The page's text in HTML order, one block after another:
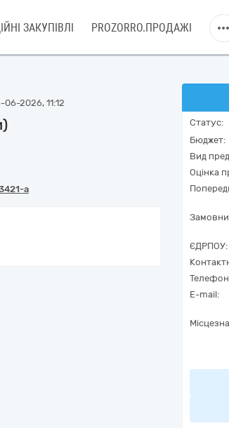
ЗАКУПІВЛІ PROZORRO.ПРОДАЖІ
2026, 11:12
a
Статус:
Бюджет:
Вид
Оцінка
ЄДРПОУ:
E-mail: